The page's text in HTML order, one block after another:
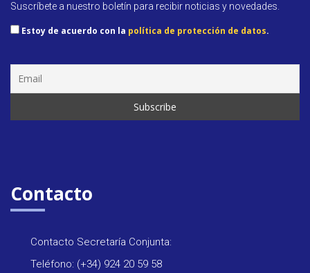
Suscríbete a nuestro boletín para recibir noticias y novedades.
Estoy de acuerdo con la política de protección de datos.
Contacto
Contacto Secretaría Conjunta:
Teléfono: (+34) 924 20 59 58